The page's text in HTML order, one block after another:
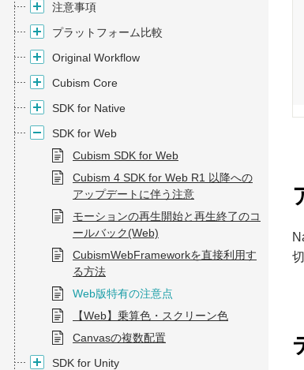
注意事項
プラットフォーム比較
Original Workflow
Cubism Core
SDK for Native
SDK for Web
Cubism SDK for Web
Cubism 4 SDK for Web R1 以降への
アップデートに伴う注意
モーションの再生開始と再生終了のコ
ールバック(Web)
CubismWebFrameworkを直接利用す
る方法
Web版特有の注意点
【Web】乗算色・スクリーン色
Canvasの複数配置
SDK for Unity